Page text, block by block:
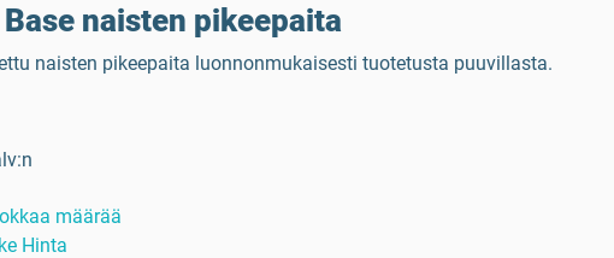
naisten pikeepaita
naisten pikeepaita luonnonmukaisesti tuotetusta puuvillasta.
määrää
Hinta